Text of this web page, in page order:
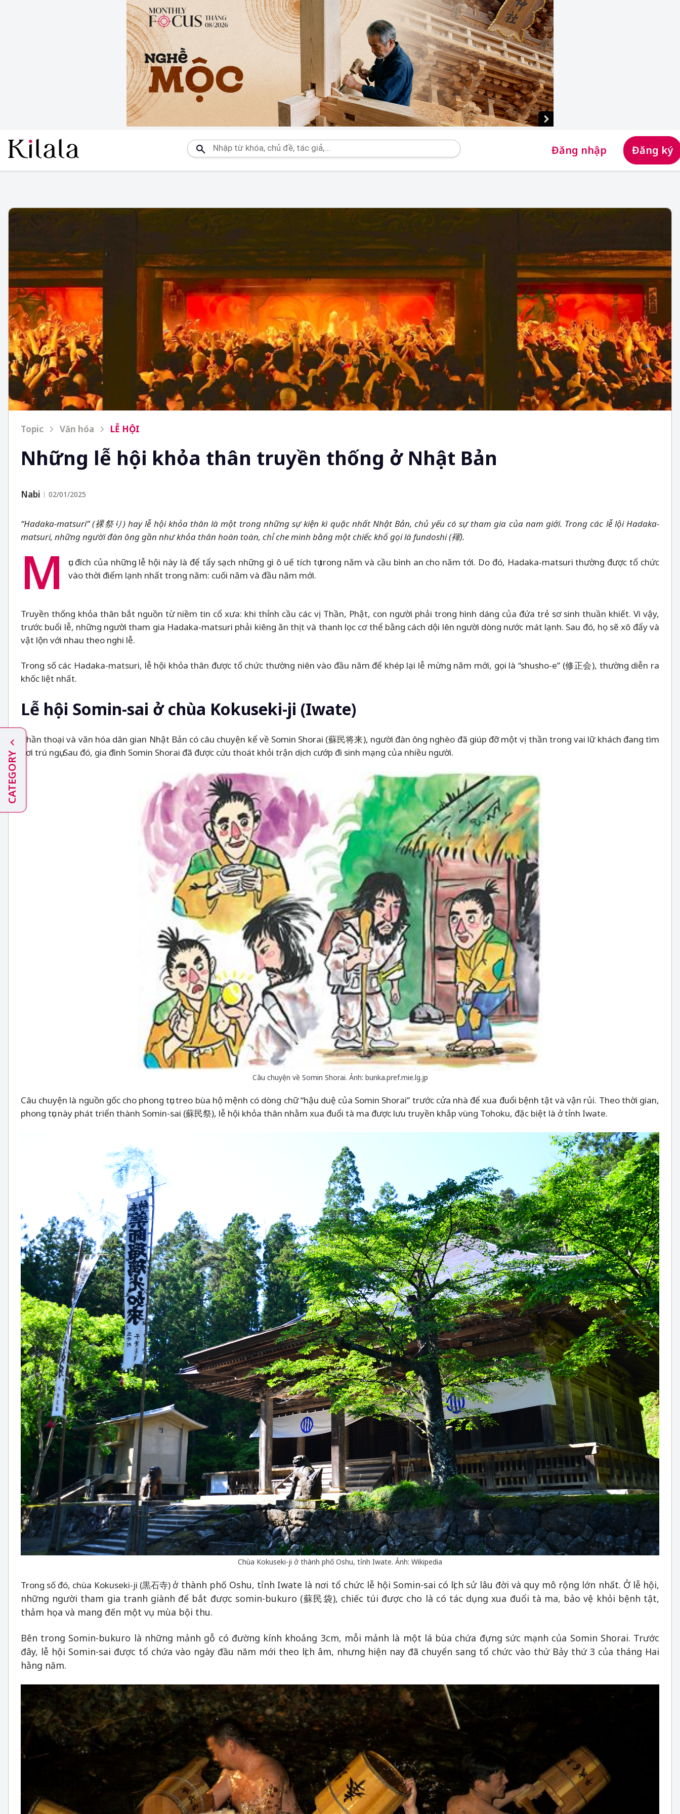
Đăng nhập Đăng ký
Topic Văn hóa LỄ HỘI
Những lễ hội khỏa thân truyền thống ở Nhật Bản
Nabi 02/01/2025
“Hadaka-matsuri” (裸祭り) hay lễ hội khỏa thân là một trong những sự kiện kì quặc nhất Nhật Bản, chủ yếu có sự tham gia của nam giới. Trong các lễ lội Hadaka-
matsuri, những người đàn ông gần như khỏa thân hoàn toàn, chỉ che mình bằng một chiếc khố gọi là fundoshi (褌).
M
ục đích của những lễ hội này là để tẩy sạch những gì ô uế tích tụ trong năm và cầu bình an cho năm tới. Do đó, Hadaka-matsuri thường được tổ chức
vào thời điểm lạnh nhất trong năm: cuối năm và đầu năm mới.
Truyền thống khỏa thân bắt nguồn từ niềm tin cổ xưa: khi thỉnh cầu các vị Thần, Phật, con người phải trong hình dáng của đứa trẻ sơ sinh thuần khiết. Vì vậy,
trước buổi lễ, những người tham gia Hadaka-matsuri phải kiêng ăn thịt và thanh lọc cơ thể bằng cách dội lên người dòng nước mát lạnh. Sau đó, họ sẽ xô đẩy và
vật lộn với nhau theo nghi lễ.
Trong số các Hadaka-matsuri, lễ hội khỏa thân được tổ chức thường niên vào đầu năm để khép lại lễ mừng năm mới, gọi là “shusho-e” (修正会), thường diễn ra
khốc liệt nhất.
Lễ hội Somin-sai ở chùa Kokuseki-ji (Iwate)
Thần thoại và văn hóa dân gian Nhật Bản có câu chuyện kể về Somin Shorai (蘇民将来), người đàn ông nghèo đã giúp đỡ một vị thần trong vai lữ khách đang tìm
nơi trú ngụ. Sau đó, gia đình Somin Shorai đã được cứu thoát khỏi trận dịch cướp đi sinh mạng của nhiều người.
Câu chuyện về Somin Shorai. Ảnh: bunka.pref.mie.lg.jp
Câu chuyện là nguồn gốc cho phong tục treo bùa hộ mệnh có dòng chữ “hậu duệ của Somin Shorai” trước cửa nhà để xua đuổi bệnh tật và vận rủi. Theo thời gian,
phong tục này phát triển thành Somin-sai (蘇民祭), lễ hội khỏa thân nhằm xua đuổi tà ma được lưu truyền khắp vùng Tohoku, đặc biệt là ở tỉnh Iwate.
Chùa Kokuseki-ji ở thành phố Oshu, tỉnh Iwate. Ảnh: Wikipedia
Trong số đó, chùa Kokuseki-ji (黒石寺) ở thành phố Oshu, tỉnh Iwate là nơi tổ chức lễ hội Somin-sai có lịch sử lâu đời và quy mô rộng lớn nhất. Ở lễ hội,
những người tham gia tranh giành để bắt được somin-bukuro (蘇民袋), chiếc túi được cho là có tác dụng xua đuổi tà ma, bảo vệ khỏi bệnh tật,
thảm họa và mang đến một vụ mùa bội thu.
Bên trong Somin-bukuro là những mảnh gỗ có đường kính khoảng 3cm, mỗi mảnh là một lá bùa chứa đựng sức mạnh của Somin Shorai. Trước
đây, lễ hội Somin-sai được tổ chứa vào ngày đầu năm mới theo lịch âm, nhưng hiện nay đã chuyển sang tổ chức vào thứ Bảy thứ 3 của tháng Hai
hằng năm.
CATEGORY